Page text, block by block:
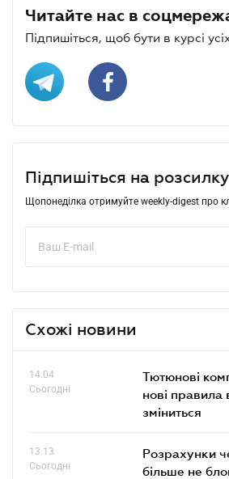
Читайте нас в
Підпишіться, щоб бути в курсі
Підпишіться на розсилку
Щопонеділка отримуйте weekly-digest про
Схожі новини
14.04
Сьогодні
Тютюнові
нові правила
зміниться
13.13
Сьогодні
Розрахунки
більше не